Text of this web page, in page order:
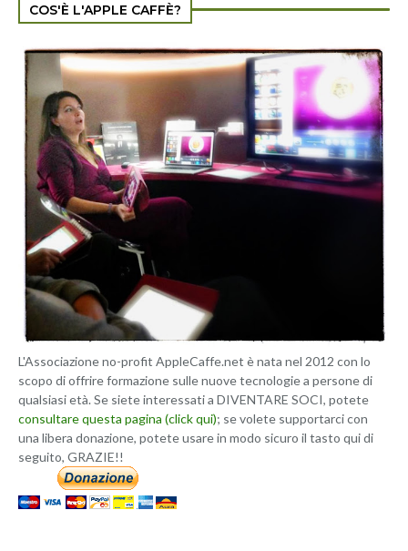
COS'È L'APPLE CAFFÈ?
L'Associazione no-profit AppleCaffe.net è nata nel 2012 con lo
scopo di offrire formazione sulle nuove tecnologie a persone di
qualsiasi età. Se siete interessati a DIVENTARE SOCI, potete
consultare questa pagina (click qui); se volete supportarci con
una libera donazione, potete usare in modo sicuro il tasto qui di
seguito, GRAZIE!!